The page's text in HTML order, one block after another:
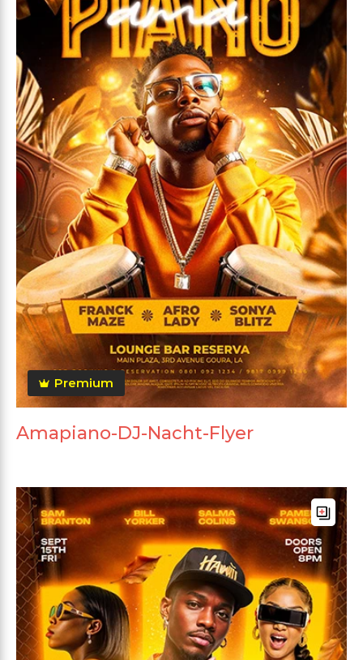
Premium
Amapiano-DJ-Nacht-Flyer